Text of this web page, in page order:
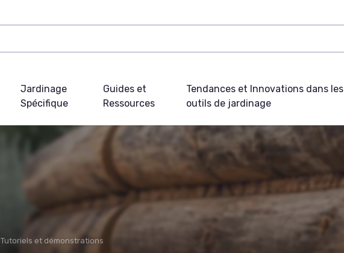
Jardinage
Spécifique
Guides et
Ressources
Tendances et Innovations dans les
outils de jardinage
Tutoriels et démonstrations